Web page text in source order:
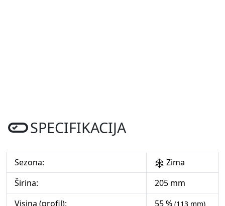
SPECIFIKACIJA
Sezona:
Zima
Širina:
205 mm
Visina (profil):
55 % (113 mm)